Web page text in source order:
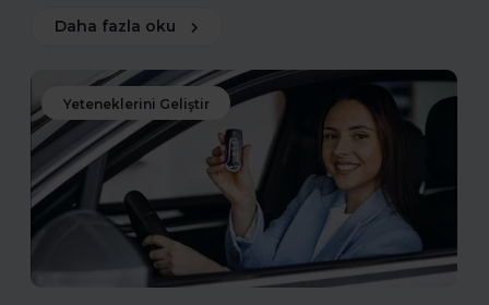
Daha fazla oku
Yeteneklerini Geliştir